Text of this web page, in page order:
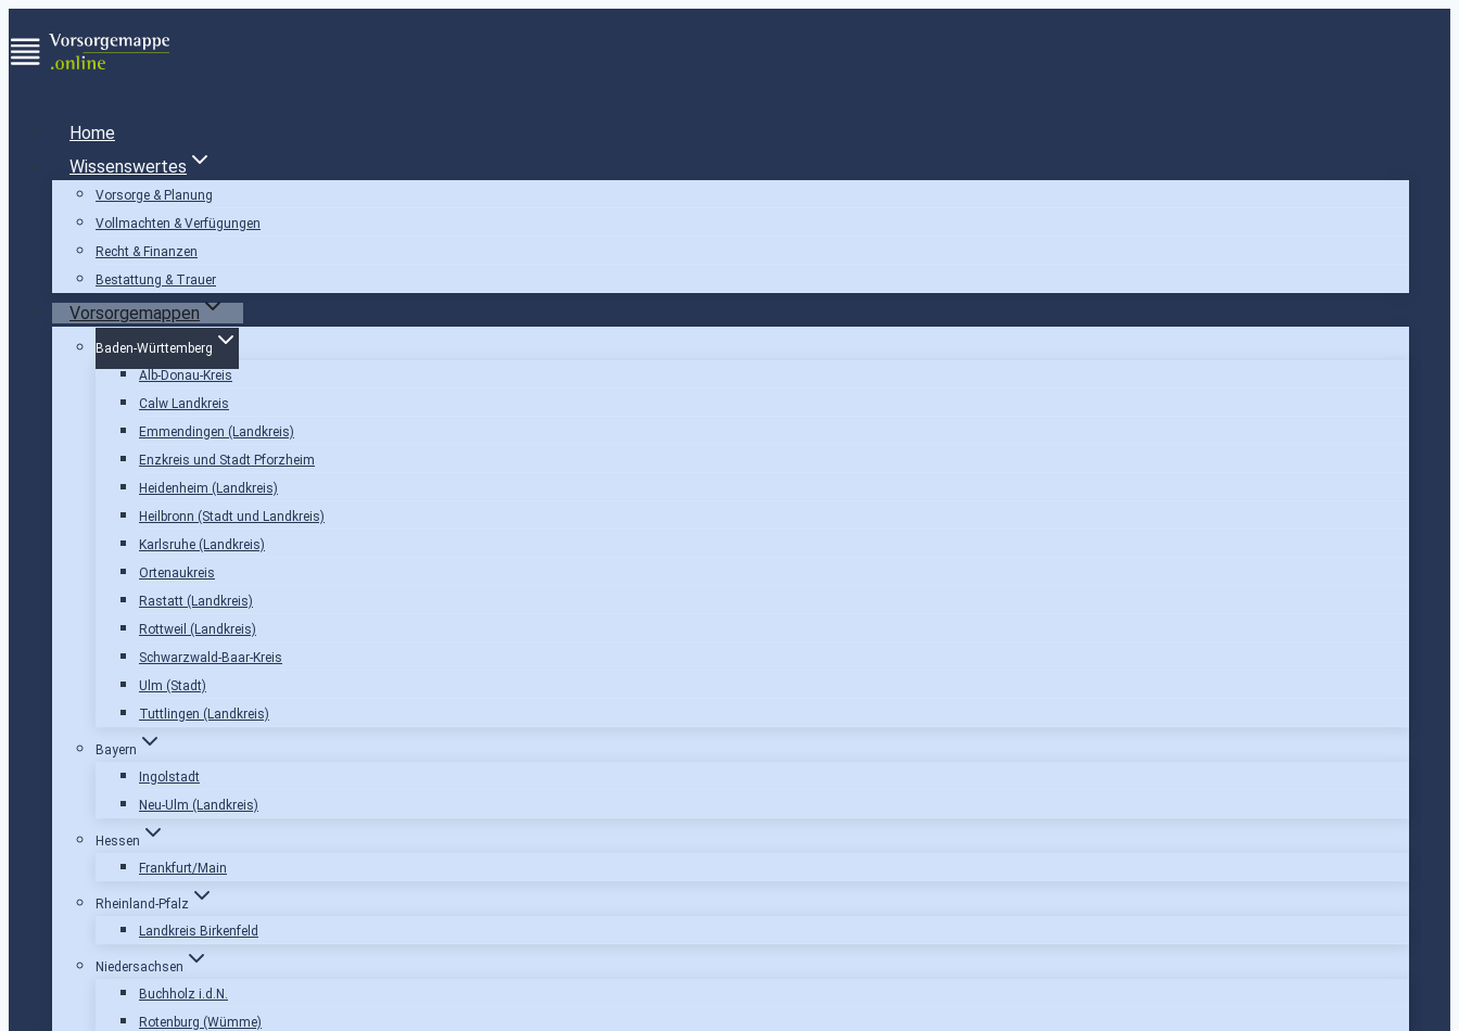
Inhalt
springen
Home
Wissenswertes
Vorsorge & Planung
Vollmachten & Verfügungen
Recht & Finanzen
Bestattung & Trauer
Vorsorgemappen
Baden-Württemberg
Alb-Donau-Kreis
Calw Landkreis
Emmendingen (Landkreis)
Enzkreis und Stadt Pforzheim
Heidenheim (Landkreis)
Heilbronn (Stadt und Landkreis)
Karlsruhe (Landkreis)
Ortenaukreis
Rastatt (Landkreis)
Rottweil (Landkreis)
Schwarzwald-Baar-Kreis
Ulm (Stadt)
Tuttlingen (Landkreis)
Bayern
Ingolstadt
Neu-Ulm (Landkreis)
Hessen
Frankfurt/Main
Rheinland-Pfalz
Landkreis Birkenfeld
Niedersachsen
Buchholz i.d.N.
Rotenburg (Wümme)